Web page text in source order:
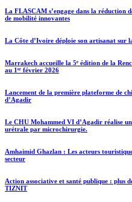
La FLASCAM s’engage dans la réduction
de mobilité innovantes
La Côte d’Ivoire déploie son artisanat sur
Marrakech accueille la 5ᵉ édition de la
au 1ᵉʳ février 2026
Lancement de la première plateforme de
d’Agadir
Le CHU Mohammed VI d’Agadir réalise
urétrale par microchirurgie.
Amhaimid Ghazlan : Les acteurs
secteur
Action associative et santé publique : plus
TIZNIT